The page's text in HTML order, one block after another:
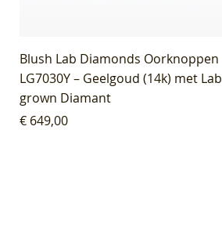
Blush Lab Diamonds Oorknoppen
LG7030Y – Geelgoud (14k) met Lab
grown Diamant
Prijs
€ 649,00